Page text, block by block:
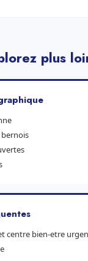
plus
bernois
centre bien-etre